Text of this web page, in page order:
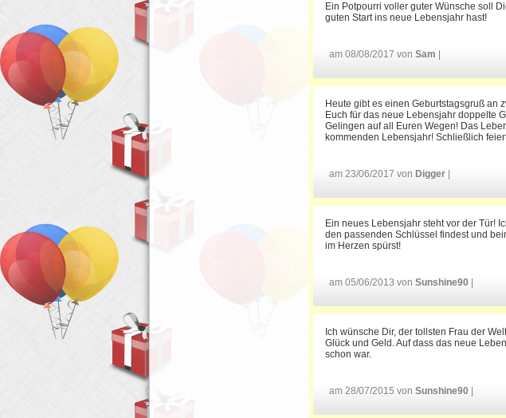
Ein Potpourri voller guter Wünsche soll
guten Start ins neue Lebensjahr hast!
am 08/08/2017 von Sam
Heute gibt es einen Geburtstagsgruß an
Euch für das neue Lebensjahr doppelte
Gelingen auf all Euren Wegen! Das
kommenden Lebensjahr! Schließlich
am 23/06/2017 von Digger
Ein neues Lebensjahr steht vor der Tür!
den passenden Schlüssel findest und
im Herzen spürst!
am 05/06/2013 von Sunshine90
Ich wünsche Dir, der tollsten Frau der
Glück und Geld. Auf dass das neue
schon war.
am 28/07/2015 von Sunshine90